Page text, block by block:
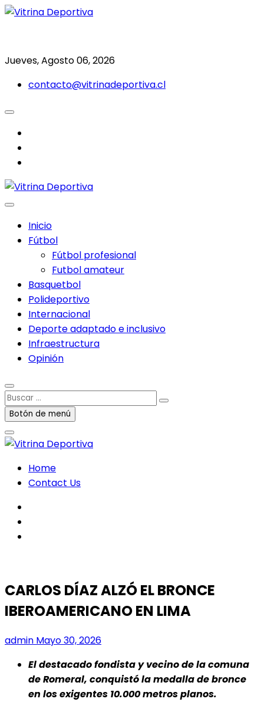
Saltar
Jueves, Agosto 06, 2026
contacto@vitrinadeportiva.cl
Inicio
Fútbol
Fútbol profesional
Futbol amateur
Basquetbol
Polideportivo
Internacional
Deporte adaptado e inclusivo
Infraestructura
Opinión
Buscar
…Botón de menú
Home
Contact Us
CARLOS DÍAZ ALZÓ EL BRONCE
IBEROAMERICANO EN LIMA
admin Mayo 30, 2026
El destacado fondista y vecino de la comuna
de Romeral, conquistó la medalla de bronce
en los exigentes 10.000 metros planos.